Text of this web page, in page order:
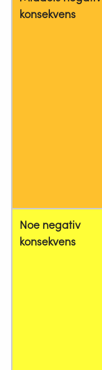
konsekvens
Noe negativ
konsekvens